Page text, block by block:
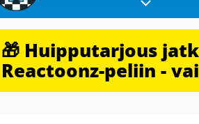
🎁 Huipputarjous
Reactoonz-peliin -